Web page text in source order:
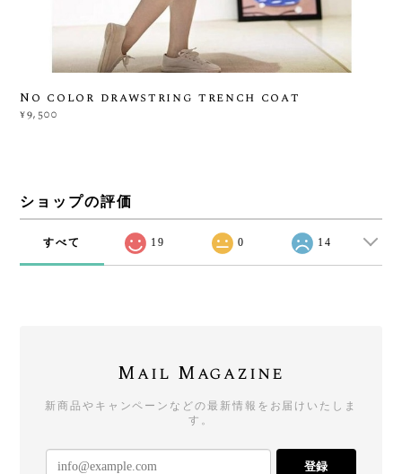
No color drawstring trench coat
¥9,500
ショップの評価
すべて 19 0 14
Mail Magazine
新商品やキャンペーンなどの最新情報をお届けいたしま
す。
登録